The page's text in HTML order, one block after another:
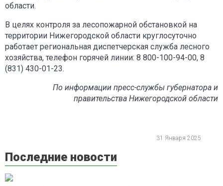
области.
В целях контроля за лесопожарной обстановкой на
территории Нижегородской области круглосуточно
работает региональная диспетчерская служба лесного
хозяйства, телефон горячей линии: 8 800-100-94-00, 8
(831) 430-01-23.
По информации пресс-службы губернатора и
правительства Нижегородской области
31 Января 2025
Последние новости